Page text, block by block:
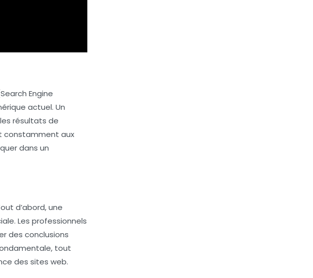
Engine
actuel. Un
résultats de
constamment aux
dans un
d’abord, une
Les professionnels
des conclusions
tout
des sites web.